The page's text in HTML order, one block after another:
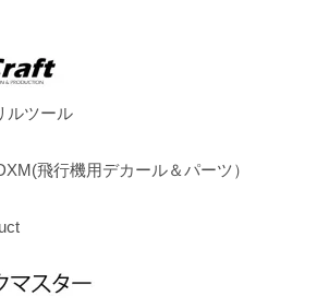
ルツール
飛行機用デカール＆パーツ）